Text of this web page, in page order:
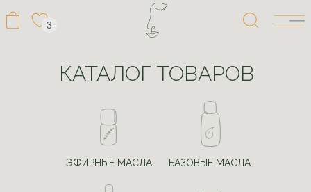
3
КАТАЛОГ ТОВАРОВ
ЭФИРНЫЕ МАСЛА БАЗОВЫЕ МАСЛА